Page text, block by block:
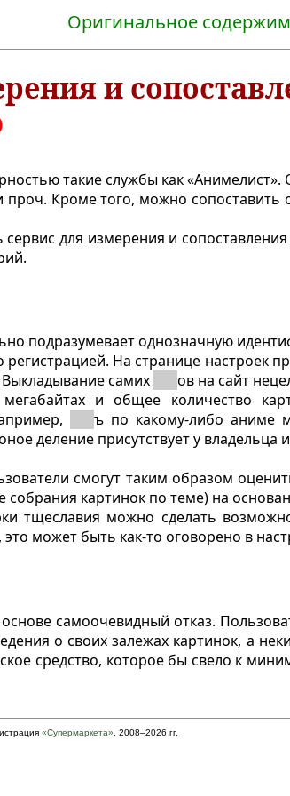
Оригинальное
и
такие службы как
Кроме того, можно сопоставить
для измерения и
подразумевает однозначную
На странице настроек
самих паков на сайт
и общее количество
пакъ по какому-либо аниме
деление присутствует у владельца
смогут таким образом
картинок по теме) на
тщеславия можно сделать
может быть как-то оговорено в
самоочевидный отказ.
о своих залежах картинок, а
средство, которое бы свело к
«Супермаркета» , 2008–2026 гг.